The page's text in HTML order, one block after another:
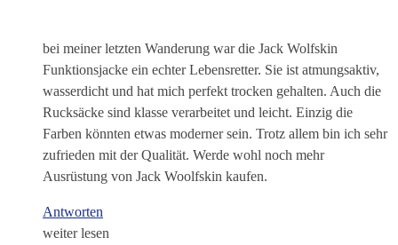
bei meiner letzten Wanderung war die Jack Wolfskin
Funktionsjacke ein echter Lebensretter. Sie ist atmungsaktiv,
wasserdicht und hat mich perfekt trocken gehalten. Auch die
Rucksäcke sind klasse verarbeitet und leicht. Einzig die
Farben könnten etwas moderner sein. Trotz allem bin ich sehr
zufrieden mit der Qualität. Werde wohl noch mehr
Ausrüstung von Jack Woolfskin kaufen.
Antworten
weiter lesen